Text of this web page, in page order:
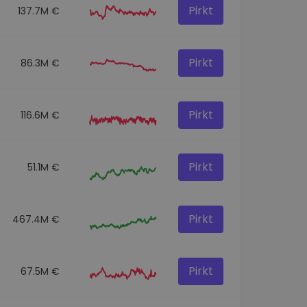
137.7M € Pirkt
86.3M € Pirkt
116.6M € Pirkt
51.1M € Pirkt
467.4M € Pirkt
67.5M € Pirkt